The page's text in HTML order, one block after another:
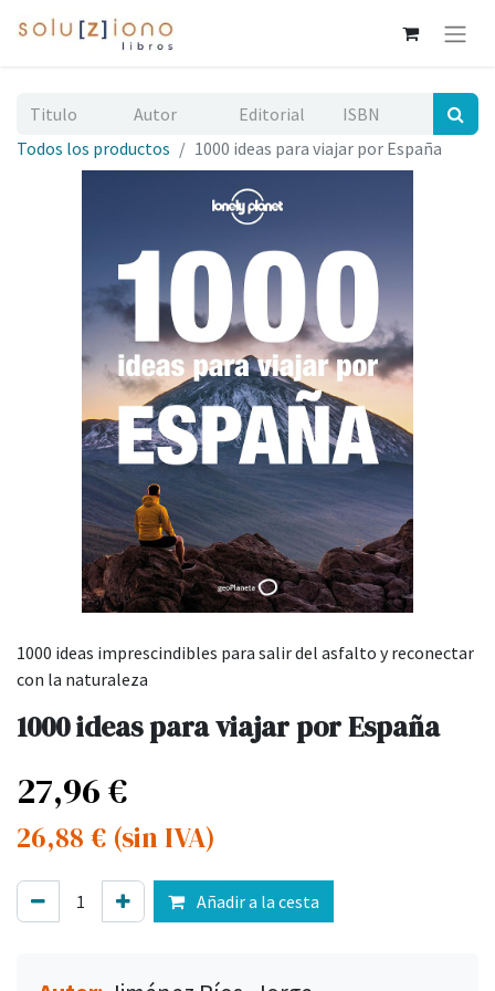
Todos los productos 1000 ideas para viajar por España
1000 ideas imprescindibles para salir del asfalto y reconectar
con la naturaleza
1000 ideas para viajar por España
27,96€
26,88 € (sin IVA)
Añadir a la cesta